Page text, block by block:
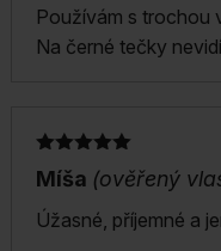
Používám s trochou
Na černé tečky
Hodnocení
5z 5
Míša (ověřený
Úžasné, příjemné a